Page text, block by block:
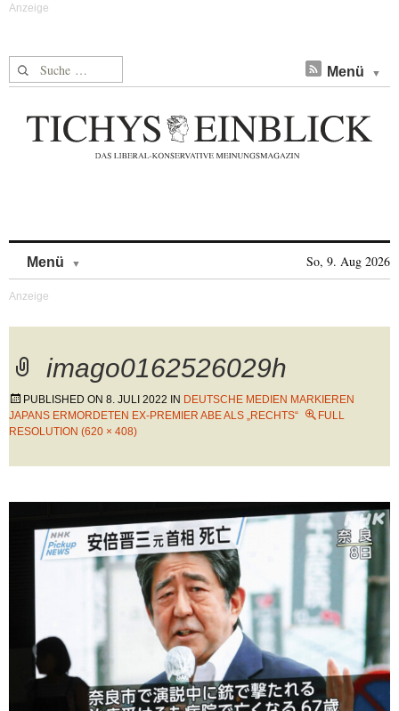
Suche nach: Menü
Menü So, 9. Aug 2026
imago0162526029h
PUBLISHED ON 8. JULI 2022 IN DEUTSCHE MEDIEN MARKIEREN
JAPANS ERMORDETEN EX-PREMIER ABE ALS „RECHTS“
FULL
RESOLUTION (620 × 408)